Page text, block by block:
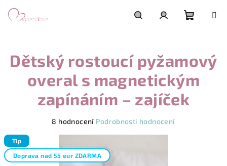
košík
Dětský rostoucí pyžamový
overal s magnetickým
zapínáním – zajíček
produktu
je
5,0
8 hodnocení Podrobnosti hodnocení
Tip
Doprava nad 55 eur ZDARMA